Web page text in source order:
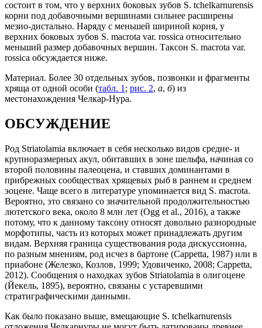
состоит в том, что у верхних боковых зубов S. tchelkarnurensis
корни под добавочными вершинами сильнее расширены
мезио-дистально. Наряду с меньшей шириной корня, у
верхних боковых зубов S. macrota var. rossica относительно
меньший размер добавочных вершин. Таксон S. macrota var.
rossica обсуждается ниже.
Материал. Более 30 отдельных зубов, позвонки и фрагменты
хряща от одной особи (табл. 1; рис. 2, а, б) из
местонахождения Челкар-Нура.
ОБСУЖДЕНИЕ
Род Striatolamia включает в себя несколько видов средне- и
крупноразмерных акул, обитавших в зоне шельфа, начиная со
второй половины палеоцена, и ставших доминантами в
прибрежных сообществах хрящевых рыб в раннем и среднем
эоцене. Чаще всего в литературе упоминается вид S. macrota.
Вероятно, это связано со значительной продолжительностью
лютетского века, около 8 млн лет (Ogg et al., 2016), а также
потому, что к данному таксону относят довольно разнородные
морфотипы, часть из которых может принадлежать другим
видам. Верхняя граница существования рода дискуссионна,
по разным мнениям, род исчез в бартоне (Cappetta, 1987) или в
приабоне (Железко, Козлов, 1999; Удовиченко, 2008; Cappetta,
2012). Сообщения о находках зубов Striatolamia в олигоцене
(Йекель, 1895), вероятно, связаны с устаревшими
стратиграфическими данными.
Как было показано выше, вмещающие S. tchelkarnurensis